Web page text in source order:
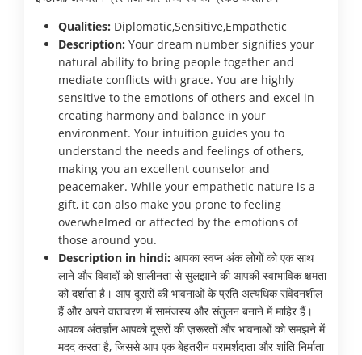
Qualities: Diplomatic,Sensitive,Empathetic
Description: Your dream number signifies your
natural ability to bring people together and
mediate conflicts with grace. You are highly
sensitive to the emotions of others and excel in
creating harmony and balance in your
environment. Your intuition guides you to
understand the needs and feelings of others,
making you an excellent counselor and
peacemaker. While your empathetic nature is a
gift, it can also make you prone to feeling
overwhelmed or affected by the emotions of
those around you.
Description in hindi: आपका स्वप्न अंक लोगों को एक साथ
लाने और विवादों को शालीनता से सुलझाने की आपकी स्वाभाविक क्षमता
को दर्शाता है। आप दूसरों की भावनाओं के प्रति अत्यधिक संवेदनशील
हैं और अपने वातावरण में सामंजस्य और संतुलन बनाने में माहिर हैं।
आपका अंतर्ज्ञान आपको दूसरों की ज़रूरतों और भावनाओं को समझने में
मदद करता है, जिससे आप एक बेहतरीन परामर्शदाता और शांति निर्माता